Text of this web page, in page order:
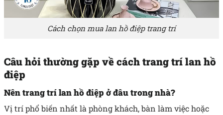
Cách chọn mua lan hồ điệp trang trí
Câu hỏi thường gặp về cách trang trí lan hồ
điệp
Nên trang trí lan hồ điệp ở đâu trong nhà?
Vị trí phổ biến nhất là phòng khách, bàn làm việc hoặc